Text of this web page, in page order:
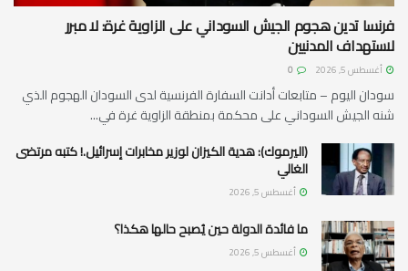
فرنسا تدين هجوم الجيش السوداني على الزاوية غرة: لا مبرر
لاستهداف المدنيين
أغسطس 5, 2026
سودان اليوم – متابعات أدانت السفارة الفرنسية لدى السودان الهجوم الذي
شنه الجيش السوداني على محكمة بمنطقة الزاوية غرة في...
(اليرموك): هدية الكيزان لوزير مخابرات إسرائيل.! كتبه مرتضى
الغالي
أغسطس 5, 2026
ما فائدة الدولة حين يُصبح حالها هكذا؟
أغسطس 5, 2026